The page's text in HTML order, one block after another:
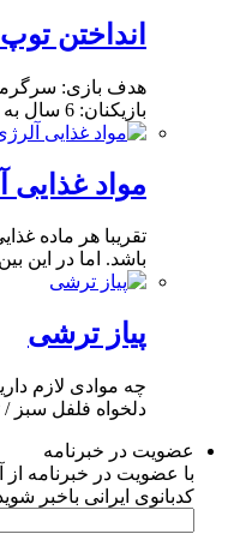
انداختن
هدف بازی:
بازیکنان: 6 سال به بالا تعداد بازیکنان: 2 نفر
مواد غذایی
تقریبا هر ماده
باشد. اما در این بین
پیاز ترشی
چه موادی لازم
دلخواه فلفل سبز /
عضویت در خبرنامه
با عضویت در خبرنامه
کدبانوی ایرانی باخبر